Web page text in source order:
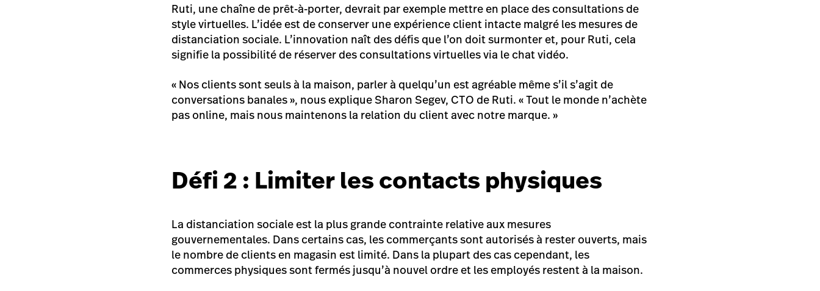
Ruti, une chaîne de prêt-à-porter, devrait par exemple mettre en place des consultations de
style virtuelles. L’idée est de conserver une expérience client intacte malgré les mesures de
distanciation sociale. L’innovation naît des défis que l’on doit surmonter et, pour Ruti, cela
signifie la possibilité de réserver des consultations virtuelles via le chat vidéo.
« Nos clients sont seuls à la maison, parler à quelqu’un est agréable même s’il s’agit de
conversations banales », nous explique Sharon Segev, CTO de Ruti. « Tout le monde n’achète
pas online, mais nous maintenons la relation du client avec notre marque. »
Défi 2 : Limiter les contacts physiques
La distanciation sociale est la plus grande contrainte relative aux mesures
gouvernementales. Dans certains cas, les commerçants sont autorisés à rester ouverts, mais
le nombre de clients en magasin est limité. Dans la plupart des cas cependant, les
commerces physiques sont fermés jusqu’à nouvel ordre et les employés restent à la maison.